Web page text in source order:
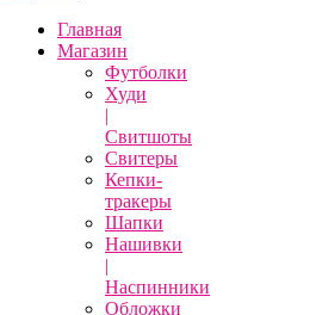
Главная
Магазин
Футболки
Худи
|
Свитшоты
Свитеры
Кепки-
тракеры
Шапки
Нашивки
|
Наспинники
Обложки